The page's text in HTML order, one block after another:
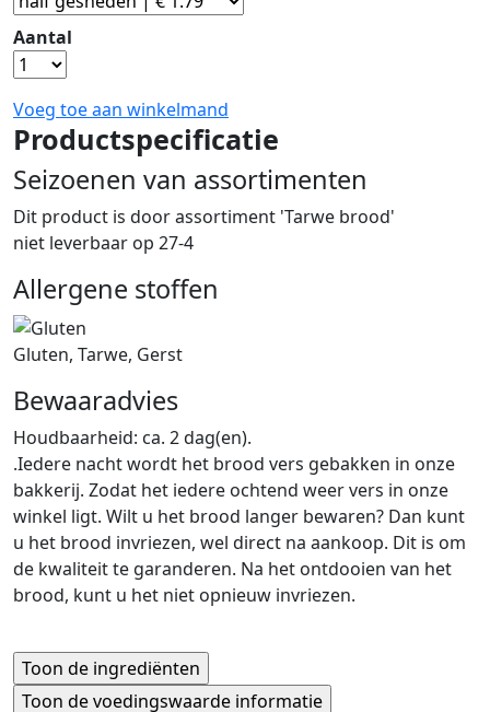
Aantal
Voeg toe aan winkelmand
Productspecificatie
Seizoenen van assortimenten
Dit product is door assortiment 'Tarwe brood'
niet leverbaar op 27-4
Allergene stoffen
Gluten, Tarwe, Gerst
Bewaaradvies
Houdbaarheid: ca. 2 dag(en).
.Iedere nacht wordt het brood vers gebakken in onze
bakkerij. Zodat het iedere ochtend weer vers in onze
winkel ligt. Wilt u het brood langer bewaren? Dan kunt
u het brood invriezen, wel direct na aankoop. Dit is om
de kwaliteit te garanderen. Na het ontdooien van het
brood, kunt u het niet opnieuw invriezen.